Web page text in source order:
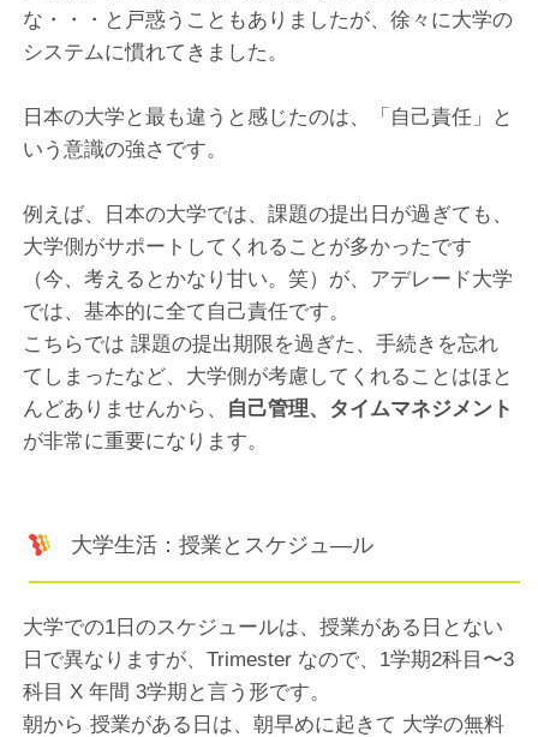
な・・・と戸惑うこともありましたが、徐々に大学の
システムに慣れてきました。
日本の大学と最も違うと感じたのは、「自己責任」と
いう意識の強さです。
例えば、日本の大学では、課題の提出日が過ぎても、
大学側がサポートしてくれることが多かったです
（今、考えるとかなり甘い。笑）が、アデレード大学
では、基本的に全て自己責任です。
こちらでは 課題の提出期限を過ぎた、手続きを忘れ
てしまったなど、大学側が考慮してくれることはほと
んどありませんから、 自己管理、タイムマネジメント
が非常に重要になります。
大学生活：授業とスケジュ―ル
大学での1日のスケジュールは、授業がある日とない
日で異なりますが、Trimester なので、1学期2科目〜3
科目 X 年間 3学期と言う形です。
朝から 授業がある日は、朝早めに起きて 大学の無料